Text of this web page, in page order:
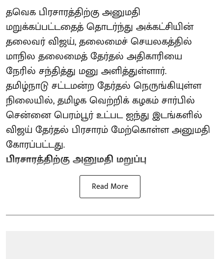
தவெக பிரசாரத்திற்கு அனுமதி
மறுக்கப்பட்டதைத் தொடர்ந்து அக்கட்சியின்
தலைவர் விஜய், தலைமைச் செயலகத்தில்
மாநில தலைமைத் தேர்தல் அதிகாரியை
நேரில் சந்தித்து மனு அளித்துள்ளார்.
தமிழ்நாடு சட்டமன்ற தேர்தல் நெருங்கியுள்ள
நிலையில், தமிழக வெற்றிக் கழகம் சார்பில்
சென்னை பெரம்பூர் உட்பட ஐந்து இடங்களில்
விஜய் தேர்தல் பிரசாரம் மேற்கொள்ள அனுமதி
கோரப்பட்டது.
பிரசாரத்திற்கு அனுமதி மறுப்பு
Read More